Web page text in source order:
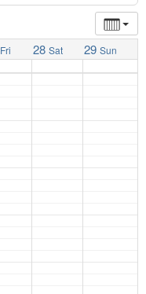
Fri 28 Sat 29 Sun